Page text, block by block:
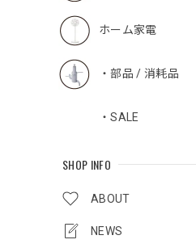
ホーム家電
・部品 / 消耗品
・SALE
SHOP INFO
ABOUT
NEWS